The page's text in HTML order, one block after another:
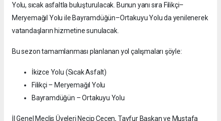
Yolu, sıcak asfaltla buluşturulacak. Bunun yanı sıra Filikçi–
Meryemağıl Yolu ile Bayramdüğün–Ortakuyu Yolu da yenilenerek
vatandaşların hizmetine sunulacak.
Bu sezon tamamlanması planlanan yol çalışmaları şöyle:
İkizce Yolu (Sıcak Asfalt)
Filikçi – Meryemağıl Yolu
Bayramdüğün – Ortakuyu Yolu
İl Genel Meclis Üyeleri Necip Çeçen, Tayfur Başkan ve Mustafa